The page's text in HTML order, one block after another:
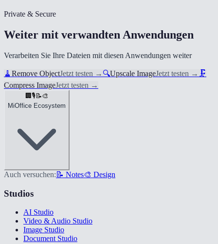
Private & Secure
Weiter mit verwandten Anwendungen
Verarbeiten Sie Ihre Dateien mit diesen Anwendungen weiter
🧹 Remove ObjectJetzt testen → 🔍Upscale ImageJetzt testen → 🗜️
Compress ImageJetzt testen →
🏢 🎙️ 📝🎨
MiOffice Ecosystem
Auch versuchen: 📝 Notes🎨 Design
Studios
AI Studio
Video & Audio Studio
Image Studio
Document Studio